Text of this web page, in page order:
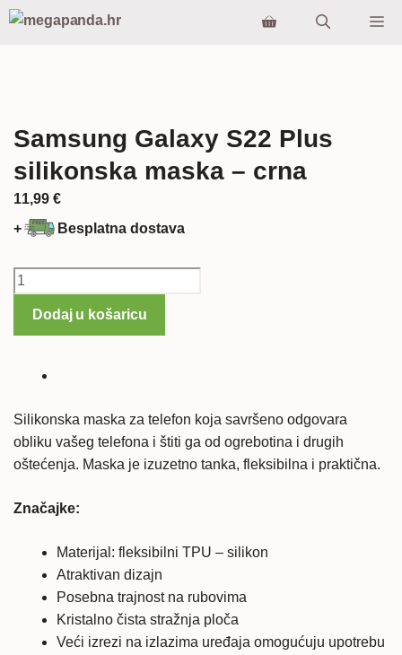
Preskoči
Samsung Galaxy S22 Plus
silikonska maska – crna
11,99 €
+
Besplatna dostava
Samsung
S22
-
crna
količina
Dodaj u košaricu
Silikonska maska za telefon koja savršeno odgovara
obliku vašeg telefona i štiti ga od ogrebotina i drugih
oštećenja. Maska je izuzetno tanka, fleksibilna i praktična.
Značajke:
Materijal: fleksibilni TPU – silikon
Atraktivan dizajn
Posebna trajnost na rubovima
Kristalno čista stražnja ploča
Veći izrezi na izlazima uređaja omogućuju upotrebu